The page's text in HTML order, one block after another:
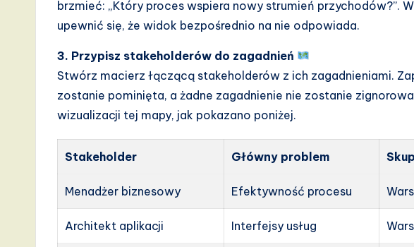
brzmieć: „Który proces wspiera nowy strumień przychodów?”.
upewnić się, że widok bezpośrednio na nie odpowiada.
3. Przypisz stakeholderów do zagadnień
Stwórz macierz łączącą stakeholderów z ich zagadnieniami.
zostanie pominięta, a żadne zagadnienie nie zostanie
wizualizacji tej mapy, jak pokazano poniżej.
Stakeholder Główny problem
Menadżer biznesowy Efektywność procesu
Architekt aplikacji Interfejsy usług